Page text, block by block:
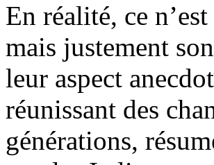
En réalité, ce
mais justement
leur aspect
réunissant des
générations,